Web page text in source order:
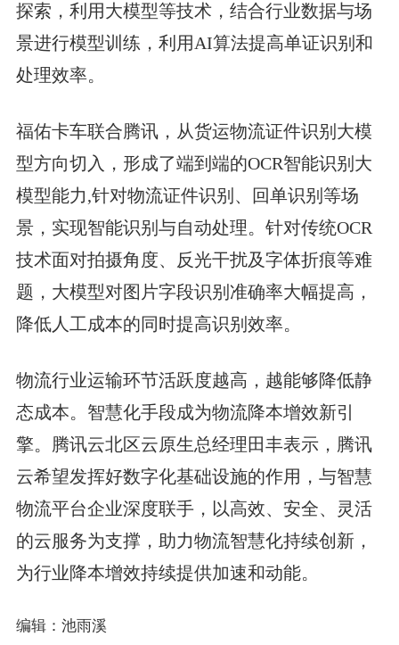
探索，利用大模型等技术，结合行业数据与场
景进行模型训练，利用AI算法提高单证识别和
处理效率。
福佑卡车联合腾讯，从货运物流证件识别大模
型方向切入，形成了端到端的OCR智能识别大
模型能力,针对物流证件识别、回单识别等场
景，实现智能识别与自动处理。针对传统OCR
技术面对拍摄角度、反光干扰及字体折痕等难
题，大模型对图片字段识别准确率大幅提高，
降低人工成本的同时提高识别效率。
物流行业运输环节活跃度越高，越能够降低静
态成本。智慧化手段成为物流降本增效新引
擎。腾讯云北区云原生总经理田丰表示，腾讯
云希望发挥好数字化基础设施的作用，与智慧
物流平台企业深度联手，以高效、安全、灵活
的云服务为支撑，助力物流智慧化持续创新，
为行业降本增效持续提供加速和动能。
编辑：池雨溪